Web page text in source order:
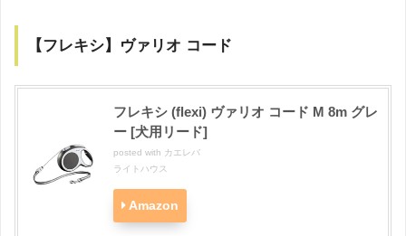
【フレキシ】ヴァリオ コード
フレキシ (flexi) ヴァリオ コード M 8m グレ
ー [犬用リード]
posted with カエレバ
ライトハウス
Amazon